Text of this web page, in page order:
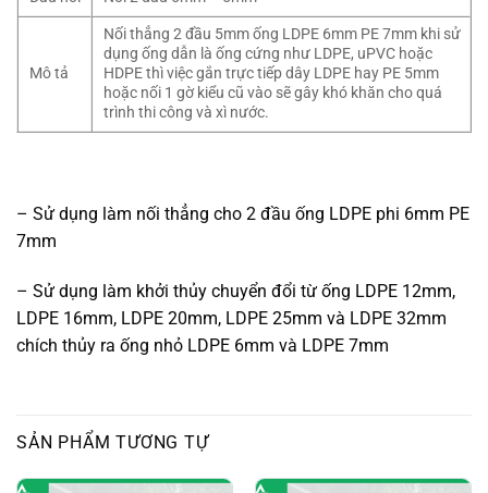
Mô tả
Nối thẳng 2 đầu 5mm ống LDPE 6mm PE 7mm khi sử
dụng ống dẫn là ống cứng như LDPE, uPVC hoặc
HDPE thì việc gắn trực tiếp dây LDPE hay PE 5mm
hoặc nối 1 gờ kiểu cũ vào sẽ gây khó khăn cho quá
trình thi công và xì nước.
– Sử dụng làm nối thẳng cho 2 đầu ống LDPE phi 6mm PE
7mm
– Sử dụng làm khởi thủy chuyển đổi từ ống LDPE 12mm,
LDPE 16mm, LDPE 20mm, LDPE 25mm và LDPE 32mm
chích thủy ra ống nhỏ LDPE 6mm và LDPE 7mm
SẢN PHẨM TƯƠNG TỰ